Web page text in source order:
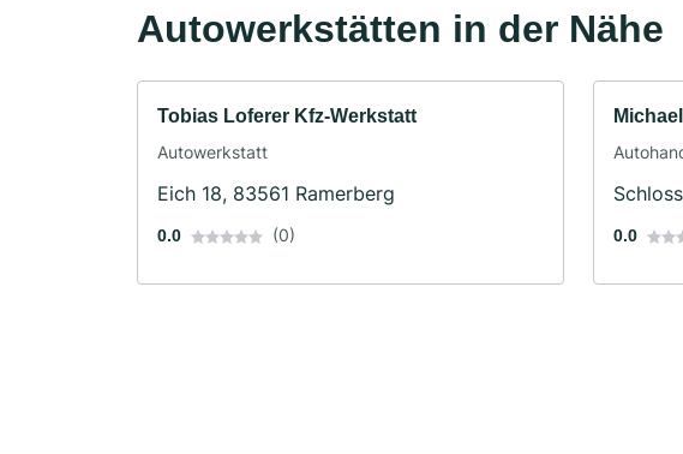
Autowerkstätten in der Nähe
Tobias Loferer Kfz-Werkstatt
Autowerkstatt
Eich 18, 83561 Ramerberg
0.0 (0) 0.0